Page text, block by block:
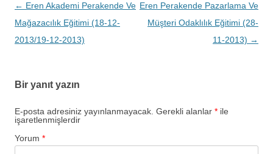
Yazı
dolaşımı
← Eren Akademi Perakende Ve
Mağazacılık Eğitimi (18-12-
2013/19-12-2013)
Eren Perakende Pazarlama Ve
Müşteri Odaklılık Eğitimi (28-
11-2013) →
Bir yanıt yazın
E-posta adresiniz yayınlanmayacak. Gerekli alanlar * ile
işaretlenmişlerdir
Yorum *